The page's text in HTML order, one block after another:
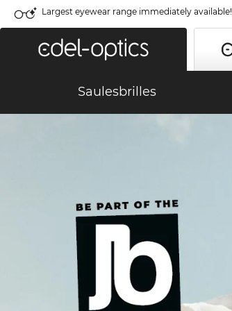
Largest eyewear range immediately available!
Saulesbrilles